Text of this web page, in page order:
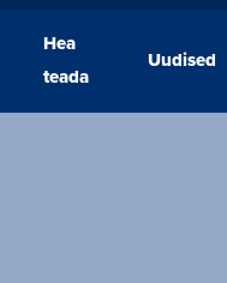
Hea
teada
Uudised
teada
Uudised